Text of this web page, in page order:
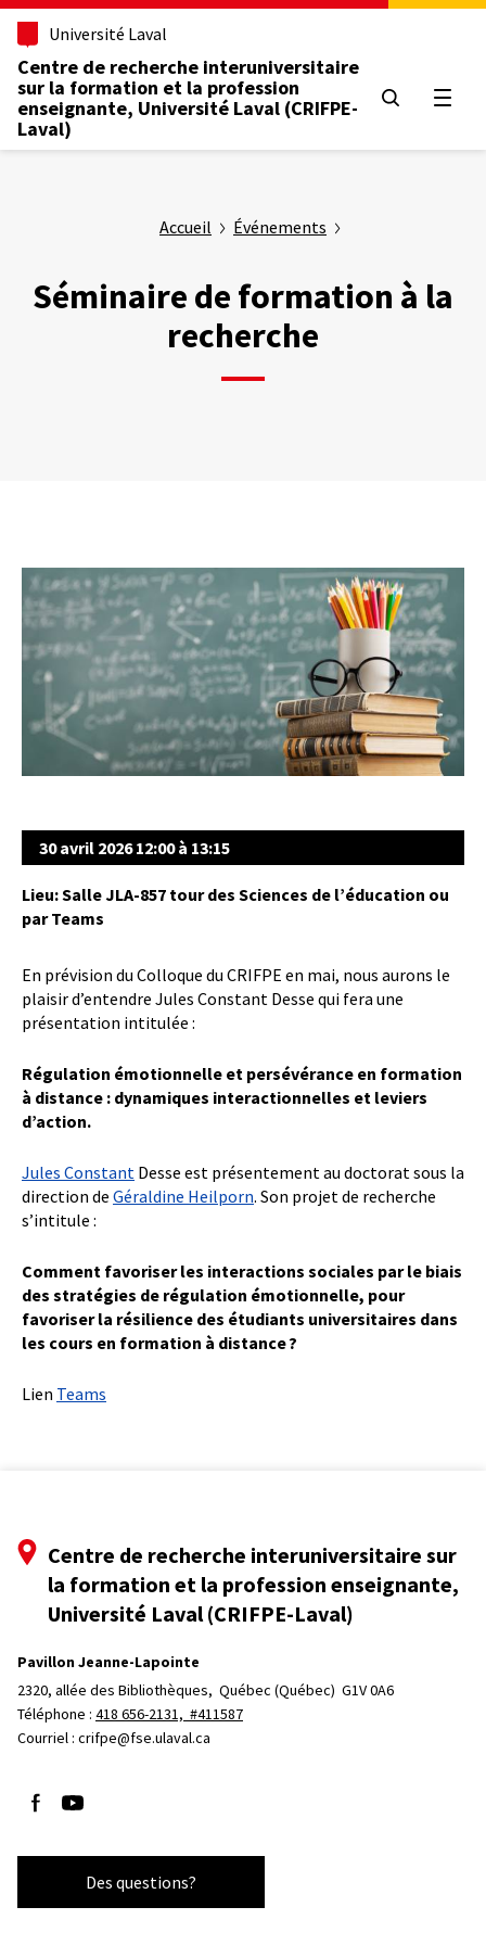
Aller
contenu
principal
Université Laval
Centre de recherche interuniversitaire
sur la formation et la profession
enseignante, Université Laval (CRIFPE-
Laval)
Accueil Événements
Séminaire de formation à la
recherche
30 avril 2026 12:00 à 13:15
Lieu: Salle JLA-857 tour des Sciences de l’éducation ou
par Teams
En prévision du Colloque du CRIFPE en mai, nous aurons le
plaisir d’entendre Jules Constant Desse qui fera une
présentation intitulée :
Régulation émotionnelle et persévérance en formation
à distance : dynamiques interactionnelles et leviers
d’action.
Jules Constant Desse est présentement au doctorat sous la
direction de Géraldine Heilporn. Son projet de recherche
s’intitule :
Comment favoriser les interactions sociales par le biais
des stratégies de régulation émotionnelle, pour
favoriser la résilience des étudiants universitaires dans
les cours en formation à distance ?
Lien Teams
Centre de recherche interuniversitaire sur
la formation et la profession enseignante,
Université Laval (CRIFPE-Laval)
Pavillon Jeanne-Lapointe
2320, allée des Bibliothèques, Québec (Québec)  G1V 0A6
Téléphone : 418 656-2131, #411587
Courriel : crifpe@fse.ulaval.ca
Suivez-nous sur Facebook
Suivez-nous sur YouTube
Des questions?